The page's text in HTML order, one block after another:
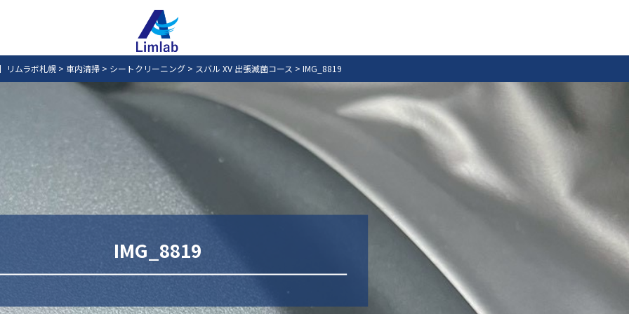
リムラボ札幌 > 車内清掃 > シートクリーニング > スバル XV 出張滅菌コース > IMG_8819
IMG_8819